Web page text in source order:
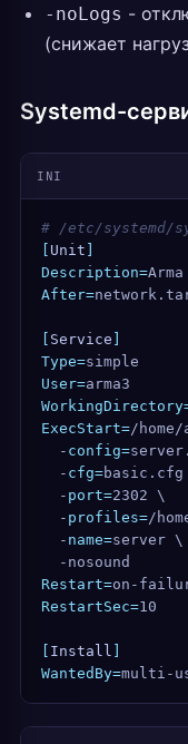
-noLogs -
(снижает
Systemd-
INI
# /etc/systemd/
Unit
Description=
After=
Service
Type=simple
User=arma3
ExecStart=/
  -
config=
  -
cfg=
  -
port=2302 \
  -
profiles=/
  -
name=server \
  -nosound
Restart=on-
RestartSec=10
Install
WantedBy=multi-